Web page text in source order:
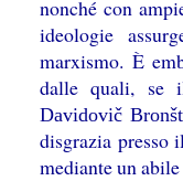
nonché con
ideologie
marxismo. È
dalle quali, se
Davidovič
disgrazia presso
mediante un